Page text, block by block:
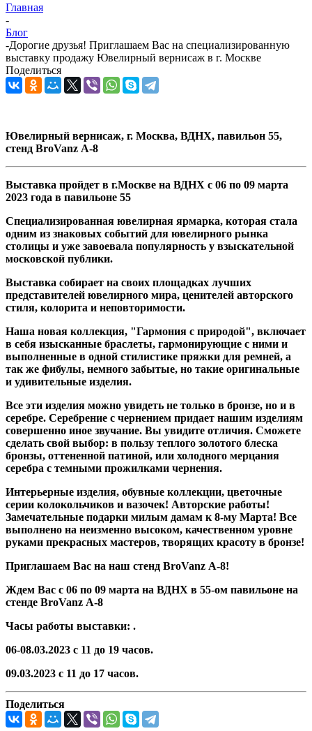
Главная
-
Блог
-Дорогие друзья! Приглашаем Вас на специализированную
выставку продажу Ювелирный вернисаж в г. Москве
Поделиться
Ювелирный вернисаж, г. Москва, ВДНХ, павильон 55,
стенд BroVanz А-8
Выставка пройдет в г.Москве на ВДНХ с 06 по 09 марта
2023 года в павильоне 55
Cпециализированная ювелирная ярмарка, которая стала
одним из знаковых событий для ювелирного рынка
столицы и уже завоевала популярность у взыскательной
московской публики.
Выставка собирает на своих площадках лучших
представителей ювелирного мира, ценителей авторского
стиля, колорита и неповторимости.
Наша новая коллекция, "Гармония с природой", включает
в себя изысканные браслеты, гармонирующие с ними и
выполненные в одной стилистике пряжки для ремней, а
так же фибулы, немного забытые, но такие оригинальные
и удивительные изделия.
Все эти изделия можно увидеть не только в бронзе, но и в
серебре. Серебрение с чернением придает нашим изделиям
совершенно иное звучание. Вы увидите отличия. Сможете
сделать свой выбор: в пользу теплого золотого блеска
бронзы, оттененной патиной, или холодного мерцания
серебра с темными прожилками чернения.
Интерьерные изделия, обувные коллекции, цветочные
серии колокольчиков и вазочек! Авторские работы!
Замечательные подарки милым дамам к 8-му Марта! Все
выполнено на неизменно высоком, качественном уровне
руками прекрасных мастеров, творящих красоту в бронзе!
Приглашаем Вас на наш стенд BroVanz А-8!
Ждем Вас с 06 по 09 марта на ВДНХ в 55-ом павильоне на
стенде BroVanz А-8
Часы работы выставки: .
06-08.03.2023 с 11 до 19 часов.
09.03.2023 с 11 до 17 часов.
Поделиться